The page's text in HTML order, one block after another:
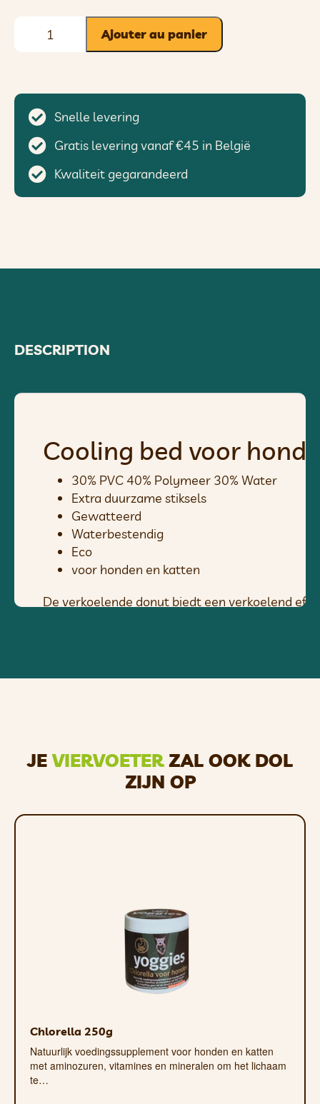
Ajouter au panier
Snelle levering
Gratis levering vanaf €45 in België
Kwaliteit gegarandeerd
DESCRIPTION
Cooling bed voor
30% PVC 40% Polymeer 30% Water
Extra duurzame stiksels
Gewatteerd
Waterbestendig
Eco
voor honden en katten
De verkoelende donut biedt een verkoelend
Je kunt de pad in de koelkast leggen om het
hij niet wordt gebruikt.
JEVIERVOETERZAL OOK DOL
ZIJN OP
Chlorella 250g
Natuurlijk voedingssupplement voor honden en katten
met aminozuren, vitamines en mineralen om het lichaam
te…